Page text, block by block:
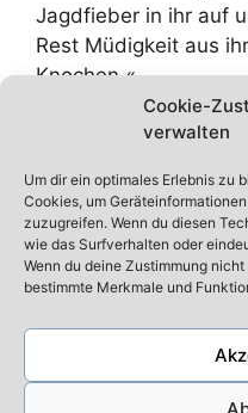
Cookie-
verwalten
Um dir ein optimales Erlebnis zu
Cookies, um
zuzugreifen. Wenn du diesen
wie das Surfverhalten oder
Wenn du deine Zustimmung
bestimmte Merkmale und
Jagdfieber in ihr auf
Rest Müdigkeit aus
Knochen.«
Auf geht's,
Puzzleteilen
Kommentar
Datenschutz